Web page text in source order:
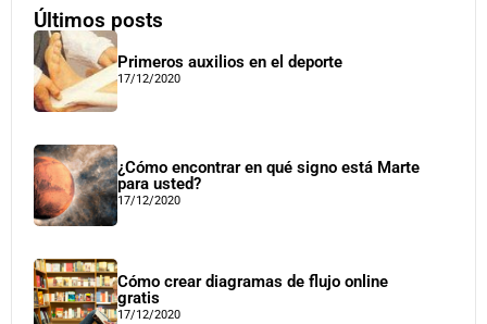
Últimos posts
Primeros auxilios en el deporte
17/12/2020
¿Cómo encontrar en qué signo está Marte
para usted?
17/12/2020
Cómo crear diagramas de flujo online
gratis
17/12/2020